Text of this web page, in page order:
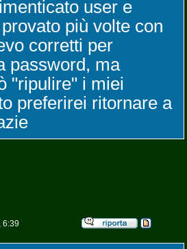
user e
più volte con
corretti per
password, ma
"ripulire" i miei
preferirei ritornare a
6:39